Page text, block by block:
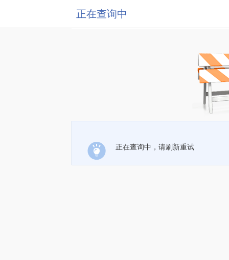
正在查询中
正在查询中，请刷新重试